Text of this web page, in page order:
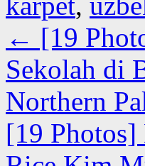
← [19
Sekolah di
Northern
[19